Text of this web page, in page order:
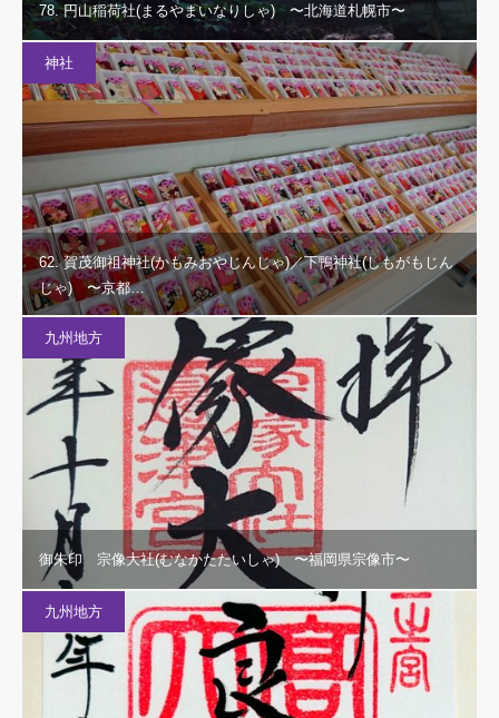
78. 円山稲荷社(まるやまいなりしゃ) 〜北海道札幌市〜
神社
62. 賀茂御祖神社(かもみおやじんじゃ)／下鴨神社(しもがもじん
じゃ) 〜京都…
九州地方
御朱印 宗像大社(むなかたたいしゃ) 〜福岡県宗像市〜
九州地方